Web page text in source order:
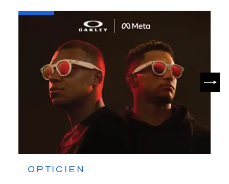
OPTICIEN
-